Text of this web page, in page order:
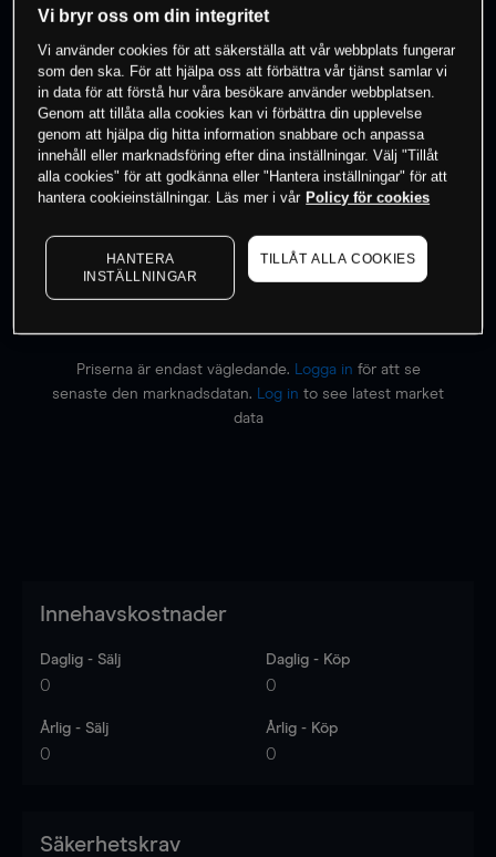
- -
0% av kunderna har enposition i detta
instrument
Priserna är endast vägledande. Logga in för att se
senaste den marknadsdatan.
Log in to see latest market
data
Innehavskostnader
Daglig - Sälj
0
Daglig - Köp
0
Årlig - Sälj
0
Årlig - Köp
0
Säkerhetskrav
Vi bryr oss om din integritet
Vi använder cookies för att säkerställa att vår webbplats fungerar
som den ska. För att hjälpa oss att förbättra vår tjänst samlar vi
in data för att förstå hur våra besökare använder webbplatsen.
Genom att tillåta alla cookies kan vi förbättra din upplevelse
genom att hjälpa dig hitta information snabbare och anpassa
innehåll eller marknadsföring efter dina inställningar. Välj "Tillåt
alla cookies" för att godkänna eller "Hantera inställningar" för att
hantera cookieinställningar. Läs mer i vår Policy för cookies
HANTERA
INSTÄLLNINGAR
TILLÅT ALLA COOKIES